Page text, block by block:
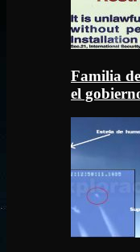
Familia
el